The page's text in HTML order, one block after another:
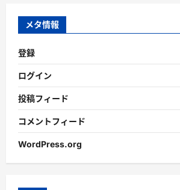
ー
メタ情報
登録
ログイン
投稿フィード
コメントフィード
WordPress.org